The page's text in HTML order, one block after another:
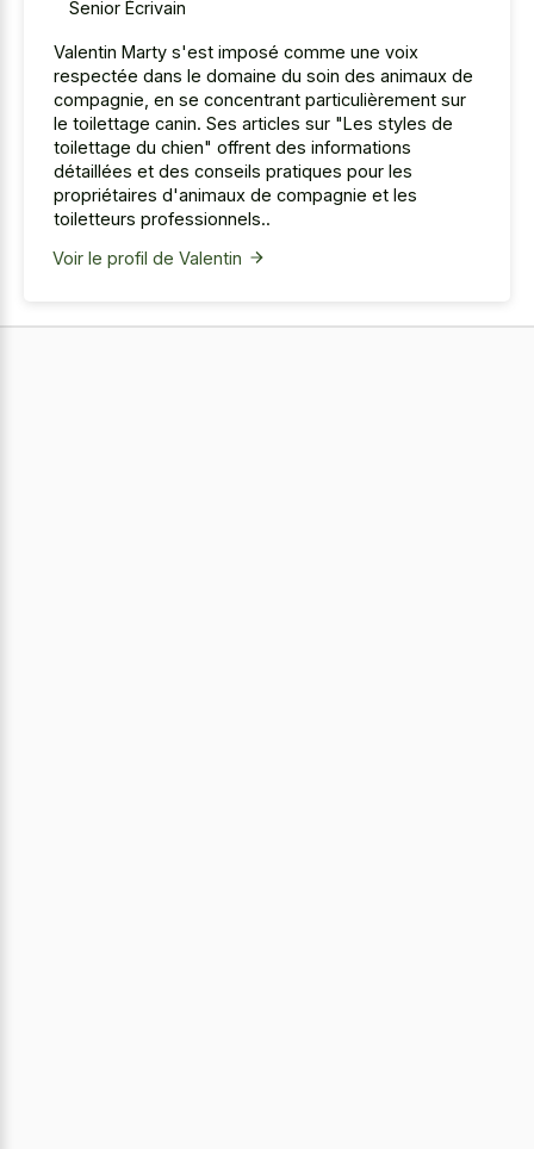
Senior Écrivain
Valentin Marty s'est imposé comme une voix
respectée dans le domaine du soin des animaux de
compagnie, en se concentrant particulièrement sur
le toilettage canin. Ses articles sur "Les styles de
toilettage du chien" offrent des informations
détaillées et des conseils pratiques pour les
propriétaires d'animaux de compagnie et les
toiletteurs professionnels..
Voir le profil de Valentin